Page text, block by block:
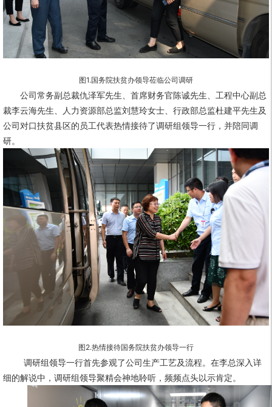
图1.国务院扶贫办领导莅临公司调研
公司常务副总裁仇泽军先生、首席财务官陈诚先生、工程中心副总
裁李云海先生、人力资源部总监刘慧玲女士、行政部总监杜建平先生及
公司对口扶贫县区的员工代表热情接待了调研组领导一行，并陪同调
研。
图2.热情接待国务院扶贫办领导一行
调研组领导一行首先参观了公司生产工艺及流程。 在李总深入详
细的解说中，调研组领导聚精会神地聆听，频频点头以示肯定。